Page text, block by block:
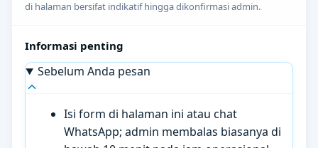
di halaman bersifat indikatif hingga dikonfirmasi admin.
Informasi penting
Sebelum Anda pesan
Isi form di halaman ini atau chat
WhatsApp; admin membalas biasanya di